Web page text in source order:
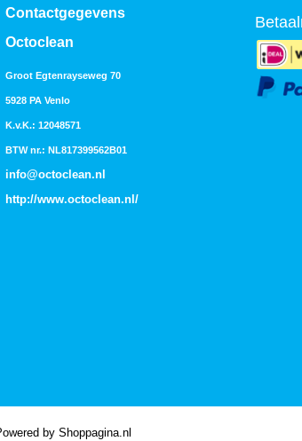
Contactgegevens
Octoclean
Groot Egtenrayseweg 70
5928 PA Venlo
K.v.K.: 12048571
BTW nr.: NL817399562B01
info@octoclean.nl
http://www.octoclean.nl /
by Shoppagina.nl